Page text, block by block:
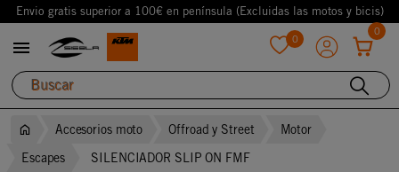
Envio gratis superior a 100€ en península (Excluidas las motos y bicis)
 0
0
Accesorios moto Offroad y Street
Motor
Escapes
SILENCIADOR SLIP ON FMF